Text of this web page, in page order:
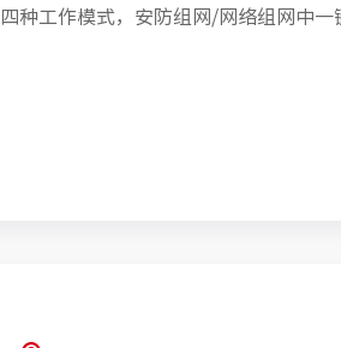
四种工作模式，安防组网/网络组网中一